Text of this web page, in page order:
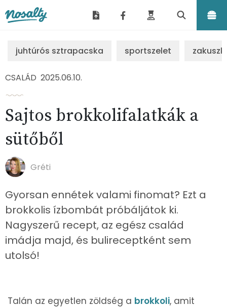
juhtúrós sztrapacska sportszelet
CSALÁD 2025.06.10.
Sajtos brokkolifalatkák a
sütőből
Gréti
Gyorsan ennétek valami finomat? Ezt a
brokkolis ízbombát próbáljátok ki.
Nagyszerű recept, az egész család
imádja majd, és bulireceptként sem
utolsó!
Talán az egyetlen zöldség a brokkoli, amit